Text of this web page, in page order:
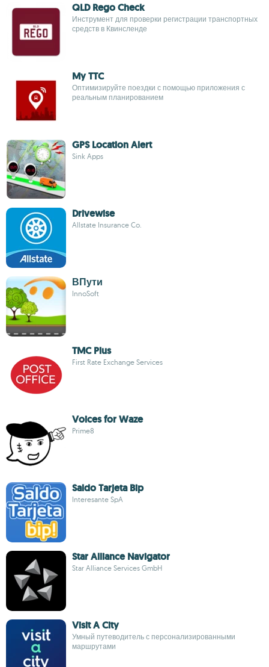
QLD Rego Check
Инструмент для проверки регистрации транспортных
средств в Квинсленде
My TTC
Оптимизируйте поездки с помощью приложения с
реальным планированием
GPS Location Alert
Sink Apps
Drivewise
Allstate Insurance Co.
ВПути
InnoSoft
TMC Plus
First Rate Exchange Services
Voices for Waze
Prime8
Saldo Tarjeta Bip
Interesante SpA
Star Alliance Navigator
Star Alliance Services GmbH
Visit A City
Умный путеводитель с персонализированными
маршрутами